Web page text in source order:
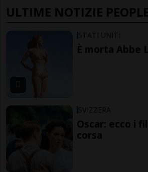
ULTIME NOTIZIE
STATI UNITI
È morta Abbe
SVIZZERA
Oscar: ecco i
corsa